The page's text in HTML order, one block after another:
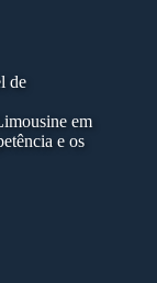
de
em
e os